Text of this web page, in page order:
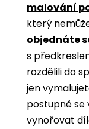
malování
který
objednáte
s
rozdělili do
jen
postupně se
vynořovat